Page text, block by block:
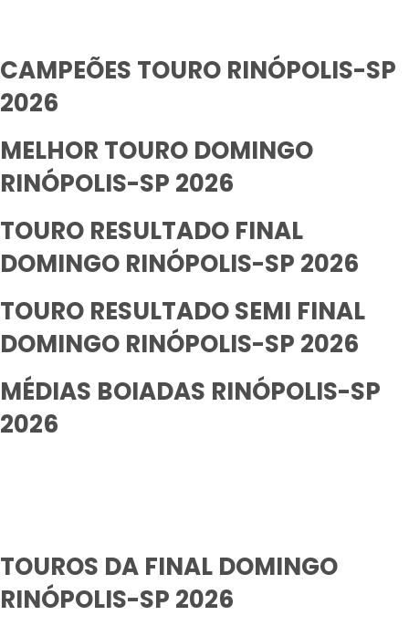
CAMPEÕES TOURO RINÓPOLIS-SP
2026
MELHOR TOURO DOMINGO
RINÓPOLIS-SP 2026
TOURO RESULTADO FINAL
DOMINGO RINÓPOLIS-SP 2026
TOURO RESULTADO SEMI FINAL
DOMINGO RINÓPOLIS-SP 2026
MÉDIAS BOIADAS RINÓPOLIS-SP
2026
TOUROS DA FINAL DOMINGO
RINÓPOLIS-SP 2026